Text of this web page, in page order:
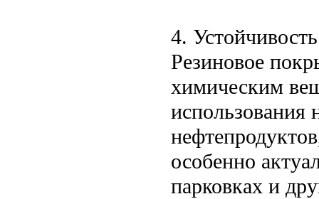
4.
Резиновое
химическим
использования
особенно
парковках и